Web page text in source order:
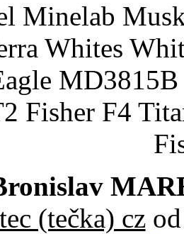
Minelab
Whites
Fisher F4
(tečka) czod